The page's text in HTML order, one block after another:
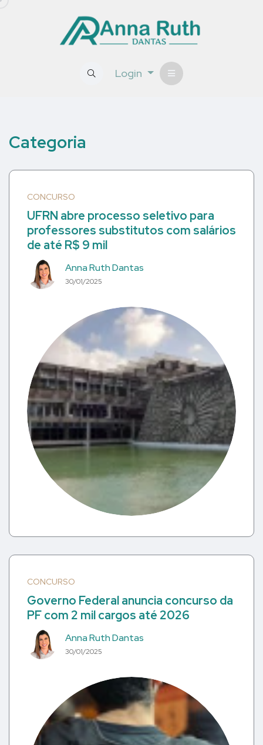
Login
Categoria
CONCURSO
UFRN abre processo seletivo para
professores substitutos com salários
de até R$ 9 mil
Anna Ruth Dantas
30/01/2025
CONCURSO
Governo Federal anuncia concurso da
PF com 2 mil cargos até 2026
Anna Ruth Dantas
30/01/2025